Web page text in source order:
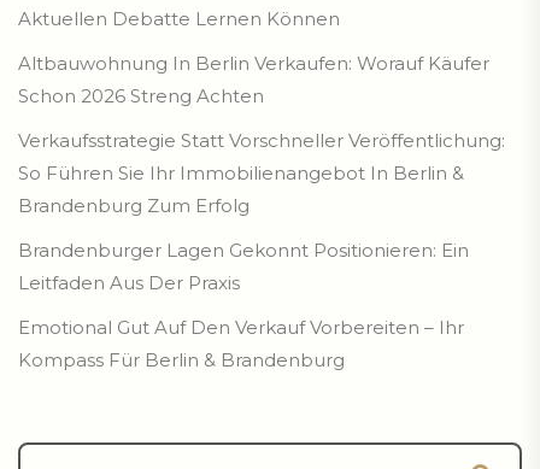
Aktuellen Debatte Lernen Können
Altbauwohnung In Berlin Verkaufen: Worauf Käufer
Schon 2026 Streng Achten
Verkaufsstrategie Statt Vorschneller Veröffentlichung:
So Führen Sie Ihr Immobilienangebot In Berlin &
Brandenburg Zum Erfolg
Brandenburger Lagen Gekonnt Positionieren: Ein
Leitfaden Aus Der Praxis
Emotional Gut Auf Den Verkauf Vorbereiten – Ihr
Kompass Für Berlin & Brandenburg